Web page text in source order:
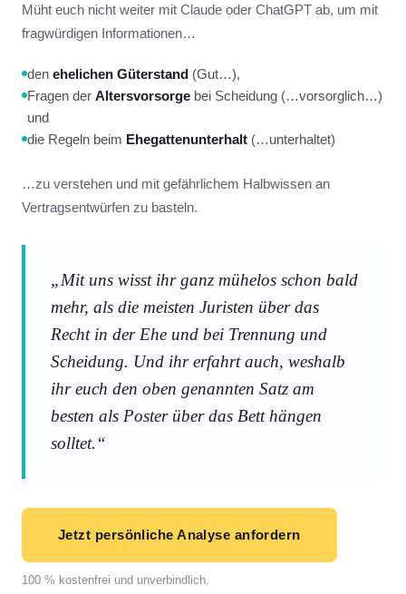
Müht euch nicht weiter mit Claude oder ChatGPT ab, um mit
fragwürdigen Informationen…
den ehelichen Güterstand (Gut…),
Fragen der Altersvorsorge bei Scheidung (…vorsorglich…)
und
die Regeln beim Ehegattenunterhalt (…unterhaltet)
…zu verstehen und mit gefährlichem Halbwissen an
Vertragsentwürfen zu basteln.
„Mit uns wisst ihr ganz mühelos schon bald
mehr, als die meisten Juristen über das
Recht in der Ehe und bei Trennung und
Scheidung. Und ihr erfahrt auch, weshalb
ihr euch den oben genannten Satz am
besten als Poster über das Bett hängen
solltet.“
Jetzt persönliche Analyse anfordern
100 % kostenfrei und unverbindlich.